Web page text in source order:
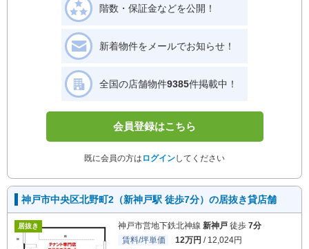
階数・保証金などを公開！
新着物件をメールでお知らせ！
全国の店舗物件9385件掲載中！
会員登録はこちら
既に会員の方は ログインしてください
神戸市中央区北野町2（新神戸駅 徒歩7分）の居抜き貸店舗
居抜き 神戸市営地下鉄北神線 新神戸 徒歩 7分
賃料/坪単価
12万円 / 12,024円